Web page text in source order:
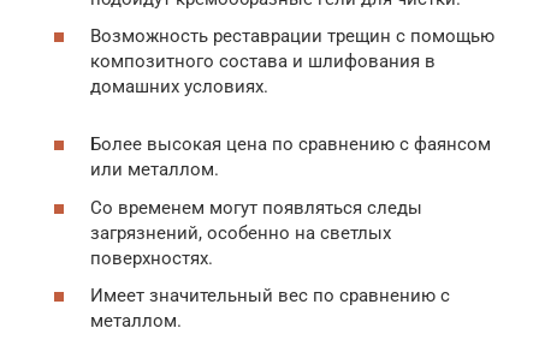
Возможность реставрации трещин с помощью
композитного состава и шлифования в
домашних условиях.
Более высокая цена по сравнению с фаянсом
или металлом.
Со временем могут появляться следы
загрязнений, особенно на светлых
поверхностях.
Имеет значительный вес по сравнению с
металлом.